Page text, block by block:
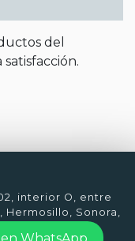
del
interior O, entre
Hermosillo, Sonora,